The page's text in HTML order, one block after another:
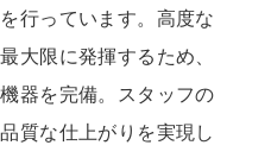
行っています。高度な
大限に発揮するため、
器を完備。スタッフの
質な仕上がりを実現し